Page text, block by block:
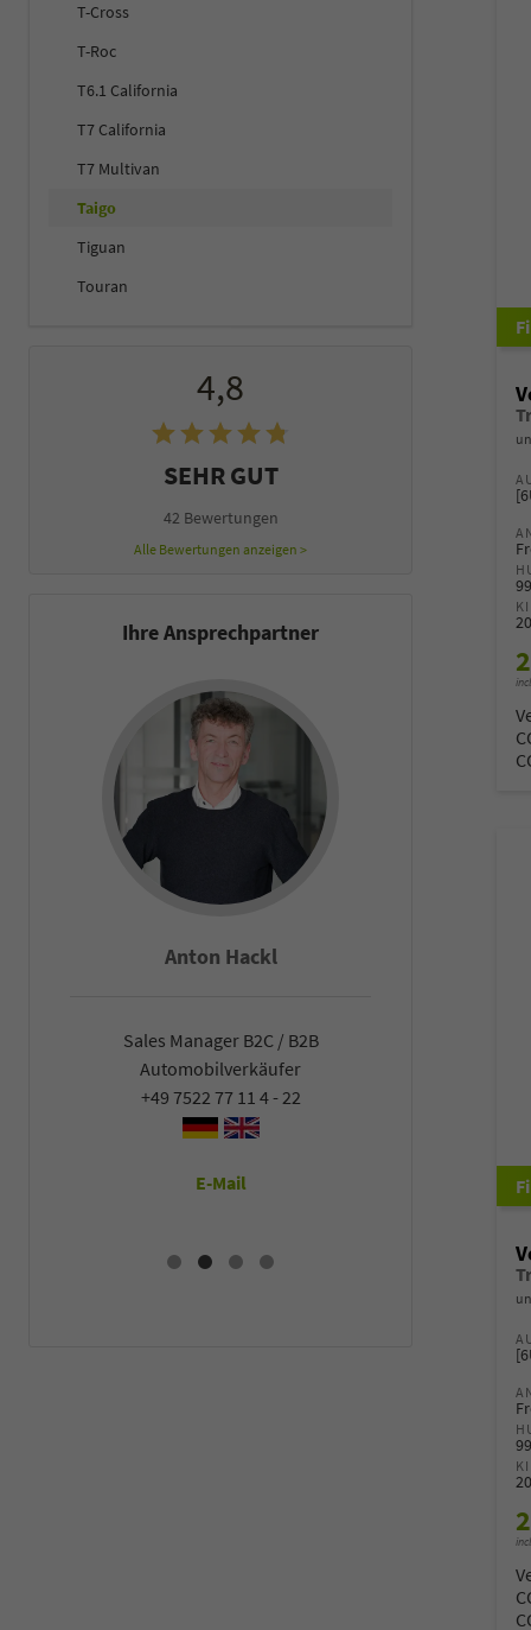
T-Cross
T-Roc
T6.1 California
T7 California
T7 Multivan
Taigo
Tiguan
Touran
4,8
SEHR GUT
42 Bewertungen
Alle Bewertungen anzeigen >
Ihre Ansprechpartner
Anton Hackl
Sales Manager B2C / B2B
Automobilverkäufer
+49 7522 77 11 4 - 22
E-Mail